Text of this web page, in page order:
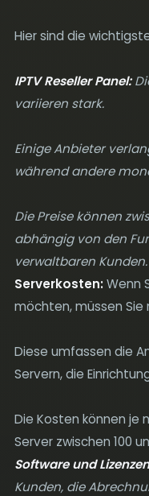
Hier sind die
IPTV Reseller Panel:
variieren stark.
Einige Anbieter
während andere
Die Preise können
abhängig von den
verwaltbaren Kunden.
Serverkosten:Wenn
möchten, müssen Sie
Diese umfassen die
Servern, die
Die Kosten können je
Server zwischen 100
Software und
Kunden, die